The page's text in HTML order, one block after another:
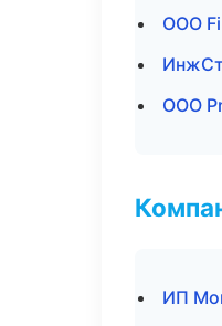
ООО
ООО
ИП